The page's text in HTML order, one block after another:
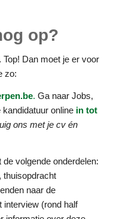
op?
Dan moet je er voor
zo:
. Ga naar Jobs,
online in tot
ons met je cv én
volgende onderdelen:
thuisopdracht
naar de
interview (rond half